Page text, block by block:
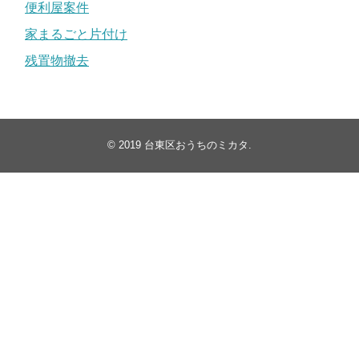
便利屋案件
家まるごと片付け
残置物撤去
© 2019 台東区おうちのミカタ .